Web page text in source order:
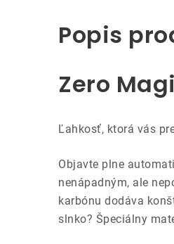
Popis
Zero
Ľahkosť, ktorá vás
Objavte plne
nenápadným, ale
karbónu dodáva
slnko? Špeciálny